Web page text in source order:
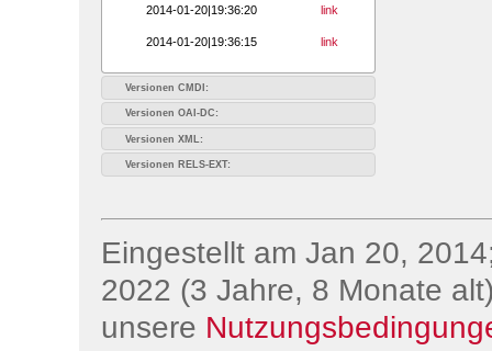
2014-01-20|19:36:20 link
2014-01-20|19:36:15 link
Versionen CMDI:
Versionen OAI-DC:
Versionen XML:
Versionen RELS-EXT:
Eingestellt am Jan 20,
2022 (3 Jahre, 8 Monate
unsere